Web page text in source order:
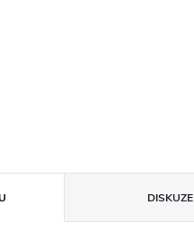
DISKUZE